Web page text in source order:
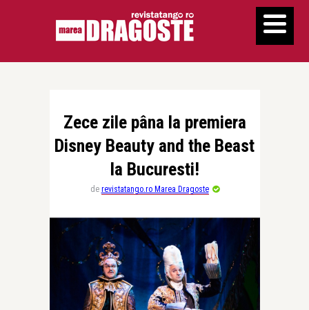
Zece zile pâna la premiera
Disney Beauty and the Beast
la Bucuresti!
de revistatango.ro Marea Dragoste